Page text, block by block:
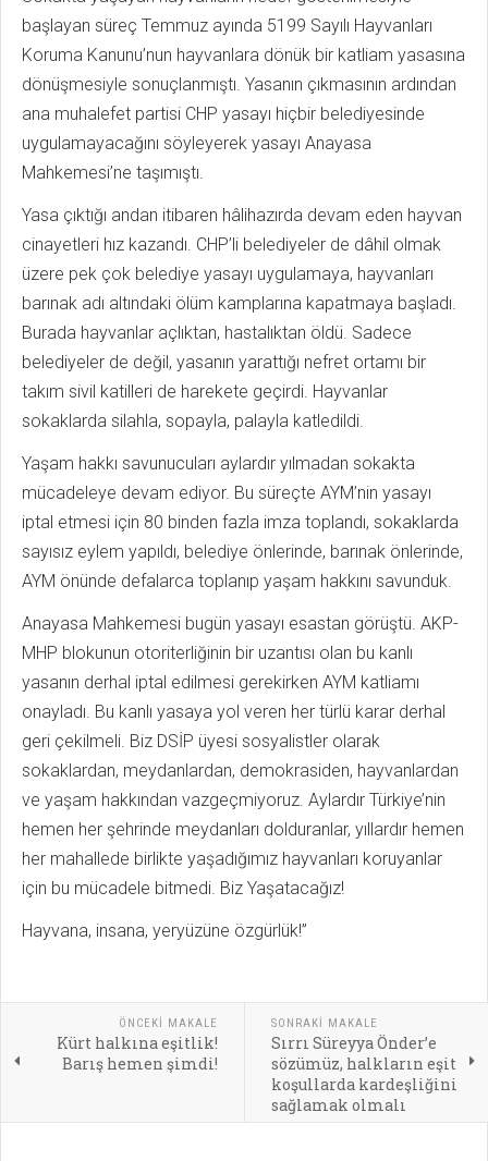
başlayan süreç Temmuz ayında 5199 Sayılı Hayvanları
Koruma Kanunu’nun hayvanlara dönük bir katliam yasasına
dönüşmesiyle sonuçlanmıştı. Yasanın çıkmasının ardından
ana muhalefet partisi CHP yasayı hiçbir belediyesinde
uygulamayacağını söyleyerek yasayı Anayasa
Mahkemesi’ne taşımıştı.
Yasa çıktığı andan itibaren hâlihazırda devam eden hayvan
cinayetleri hız kazandı. CHP’li belediyeler de dâhil olmak
üzere pek çok belediye yasayı uygulamaya, hayvanları
barınak adı altındaki ölüm kamplarına kapatmaya başladı.
Burada hayvanlar açlıktan, hastalıktan öldü. Sadece
belediyeler de değil, yasanın yarattığı nefret ortamı bir
takım sivil katilleri de harekete geçirdi. Hayvanlar
sokaklarda silahla, sopayla, palayla katledildi.
Yaşam hakkı savunucuları aylardır yılmadan sokakta
mücadeleye devam ediyor. Bu süreçte AYM’nin yasayı
iptal etmesi için 80 binden fazla imza toplandı, sokaklarda
sayısız eylem yapıldı, belediye önlerinde, barınak önlerinde,
AYM önünde defalarca toplanıp yaşam hakkını savunduk.
Anayasa Mahkemesi bugün yasayı esastan görüştü. AKP-
MHP blokunun otoriterliğinin bir uzantısı olan bu kanlı
yasanın derhal iptal edilmesi gerekirken AYM katliamı
onayladı. Bu kanlı yasaya yol veren her türlü karar derhal
geri çekilmeli. Biz DSİP üyesi sosyalistler olarak
sokaklardan, meydanlardan, demokrasiden, hayvanlardan
ve yaşam hakkından vazgeçmiyoruz. Aylardır Türkiye’nin
hemen her şehrinde meydanları dolduranlar, yıllardır hemen
her mahallede birlikte yaşadığımız hayvanları koruyanlar
için bu mücadele bitmedi. Biz Yaşatacağız!
Hayvana, insana, yeryüzüne özgürlük!”
ÖNCEKI MAKALE
Kürt halkına eşitlik!
Barış hemen şimdi!
SONRAKI MAKALE
Sırrı Süreyya Önder’e
sözümüz, halkların eşit
koşullarda kardeşliğini
sağlamak olmalı